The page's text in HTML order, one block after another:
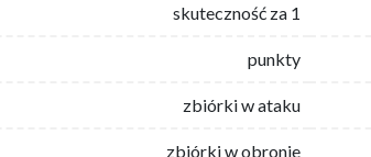
skuteczność za 1
punkty
zbiórki w ataku
zbiórki w obronie